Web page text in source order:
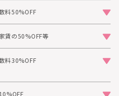
料50%OFF
賃の50%OFF等
料30%OFF